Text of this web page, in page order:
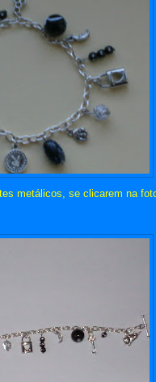
metálicos, se clicarem na